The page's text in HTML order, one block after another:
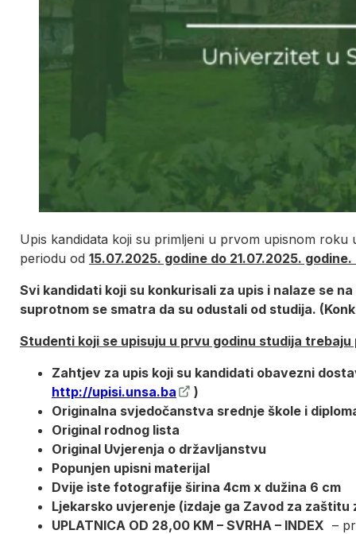
Upis kandidata koji su primljeni u prvom upisnom
periodu od 15.07.2025. godine do 21.07.2025. godine.
Svi kandidati koji su konkurisali za upis i nalaze se
suprotnom se smatra da su odustali od studija.
Studenti koji se upisuju u prvu godinu studija
Zahtjev za upis koji su kandidati obavezni
http://upisi.unsa.ba
)
Originalna svjedočanstva srednje škole i
Original rodnog lista
Original Uvjerenja o državljanstvu
Popunjen upisni materijal
Dvije iste fotografije širina 4cm x dužina 6 cm
Ljekarsko uvjerenje (izdaje ga Zavod za
UPLATNICA OD 28,00 KM – SVRHA – INDEX –